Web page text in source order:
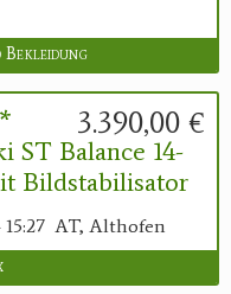
Bekleidung
3.390,00 €
ST Balance 14-
Bildstabilisator
AT, Althofen